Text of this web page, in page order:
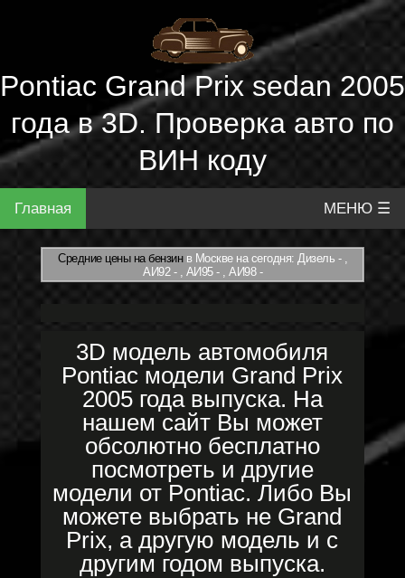
Pontiac Grand Prix sedan 2005
года в 3D. Проверка авто по
ВИН коду
Главная МЕНЮ ☰
Средние цены на бензинв Москве на сегодня: Дизель - ,
АИ92 - , АИ95 - , АИ98 -
3D модель автомобиля
Pontiac модели Grand Prix
2005 года выпуска. На
нашем сайт Вы может
обсолютно бесплатно
посмотреть и другие
модели от Pontiac. Либо Вы
можете выбрать не Grand
Prix, а другую модель и с
другим годом выпуска.